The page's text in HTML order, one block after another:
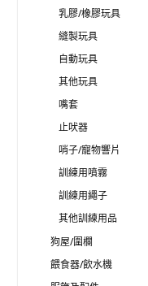
乳膠/橡膠玩具
縫製玩具
自動玩具
其他玩具
嘴套
止吠器
哨子/寵物響片
訓練用噴霧
訓練用繩子
其他訓練用品
狗屋/圍欄
餵食器/飲水機